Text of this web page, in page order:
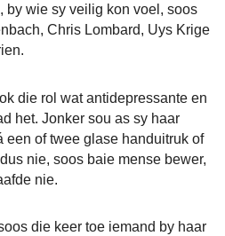
by wie sy veilig kon voel, soos
Chris Lombard, Uys Krige
die rol wat antidepressante en
het. Jonker sou as sy haar
een of twee glase handuitruk of
nie, soos baie mense bewer,
nie.
die keer toe iemand by haar